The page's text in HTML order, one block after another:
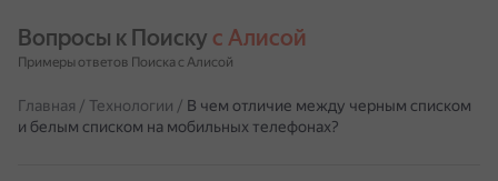
Вопросы к Поиску с Алисой
Примеры ответов Поиска с Алисой
Главная / Технологии / В чем отличие между черным списком
и белым списком на мобильных телефонах?